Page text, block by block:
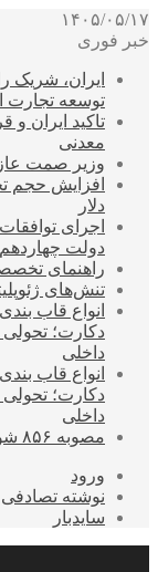
۱۴۰۵/۰۵/۱۷
خبر فوری
ایران، شریک
توسعه
تاکید ایران
معدنی
وزیر صمت
دلار
اجرای
دولت چهاردهم
راهنمای
تنش‌های
انواع قاب
دکارت؛
داخلی
انواع قاب
دکارت؛
داخلی
مصوبه ۸۵۶ شورای رقابت؛ این جاده یک‌طرفه است
ورود
نوشته تصادفی
سایدبار